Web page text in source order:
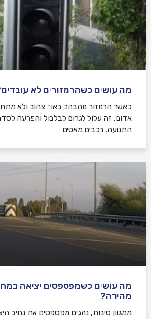
מה עושים כשהרמזורים לא
כאשר הרמזור מהבהב באור צהוב ולא
אדום, זה עלול לגרום לבלבול והפרעה
התנועה, רכבים מאטים
מה עושים כשמפספסים יציאה
מהירה?
ממגוון סיבות, נהגים מפספסים את נתיב